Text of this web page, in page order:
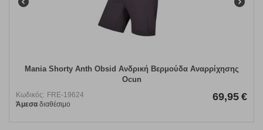
Mania Shorty Anth Obsid Ανδρική Βερμούδα Αναρρίχησης
Ocun
Κωδικός: FRE-19624
Άμεσα διαθέσιμο
69,95 €